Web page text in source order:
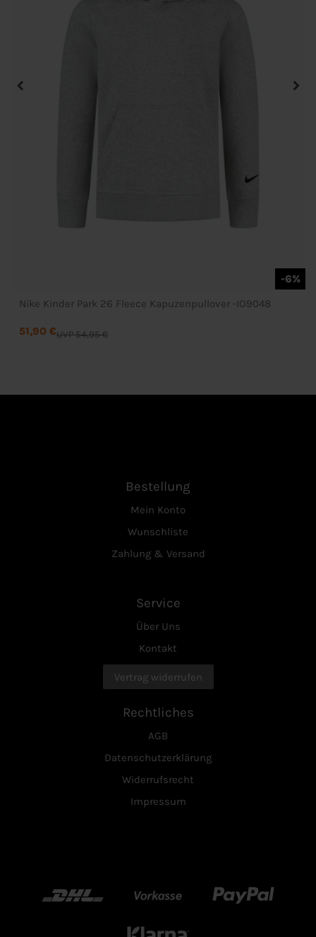
-6%
Nike Kinder Park 26 Fleece Kapuzenpullover -IO9048
UVP 54,95 €
51,90 €
Bestellung
Mein Konto
Wunschliste
Zahlung & Versand
Service
Über Uns
Kontakt
Vertrag widerrufen
Rechtliches
AGB
Datenschutzerklärung
Widerrufsrecht
Impressum
DHL Vorkasse Paypal